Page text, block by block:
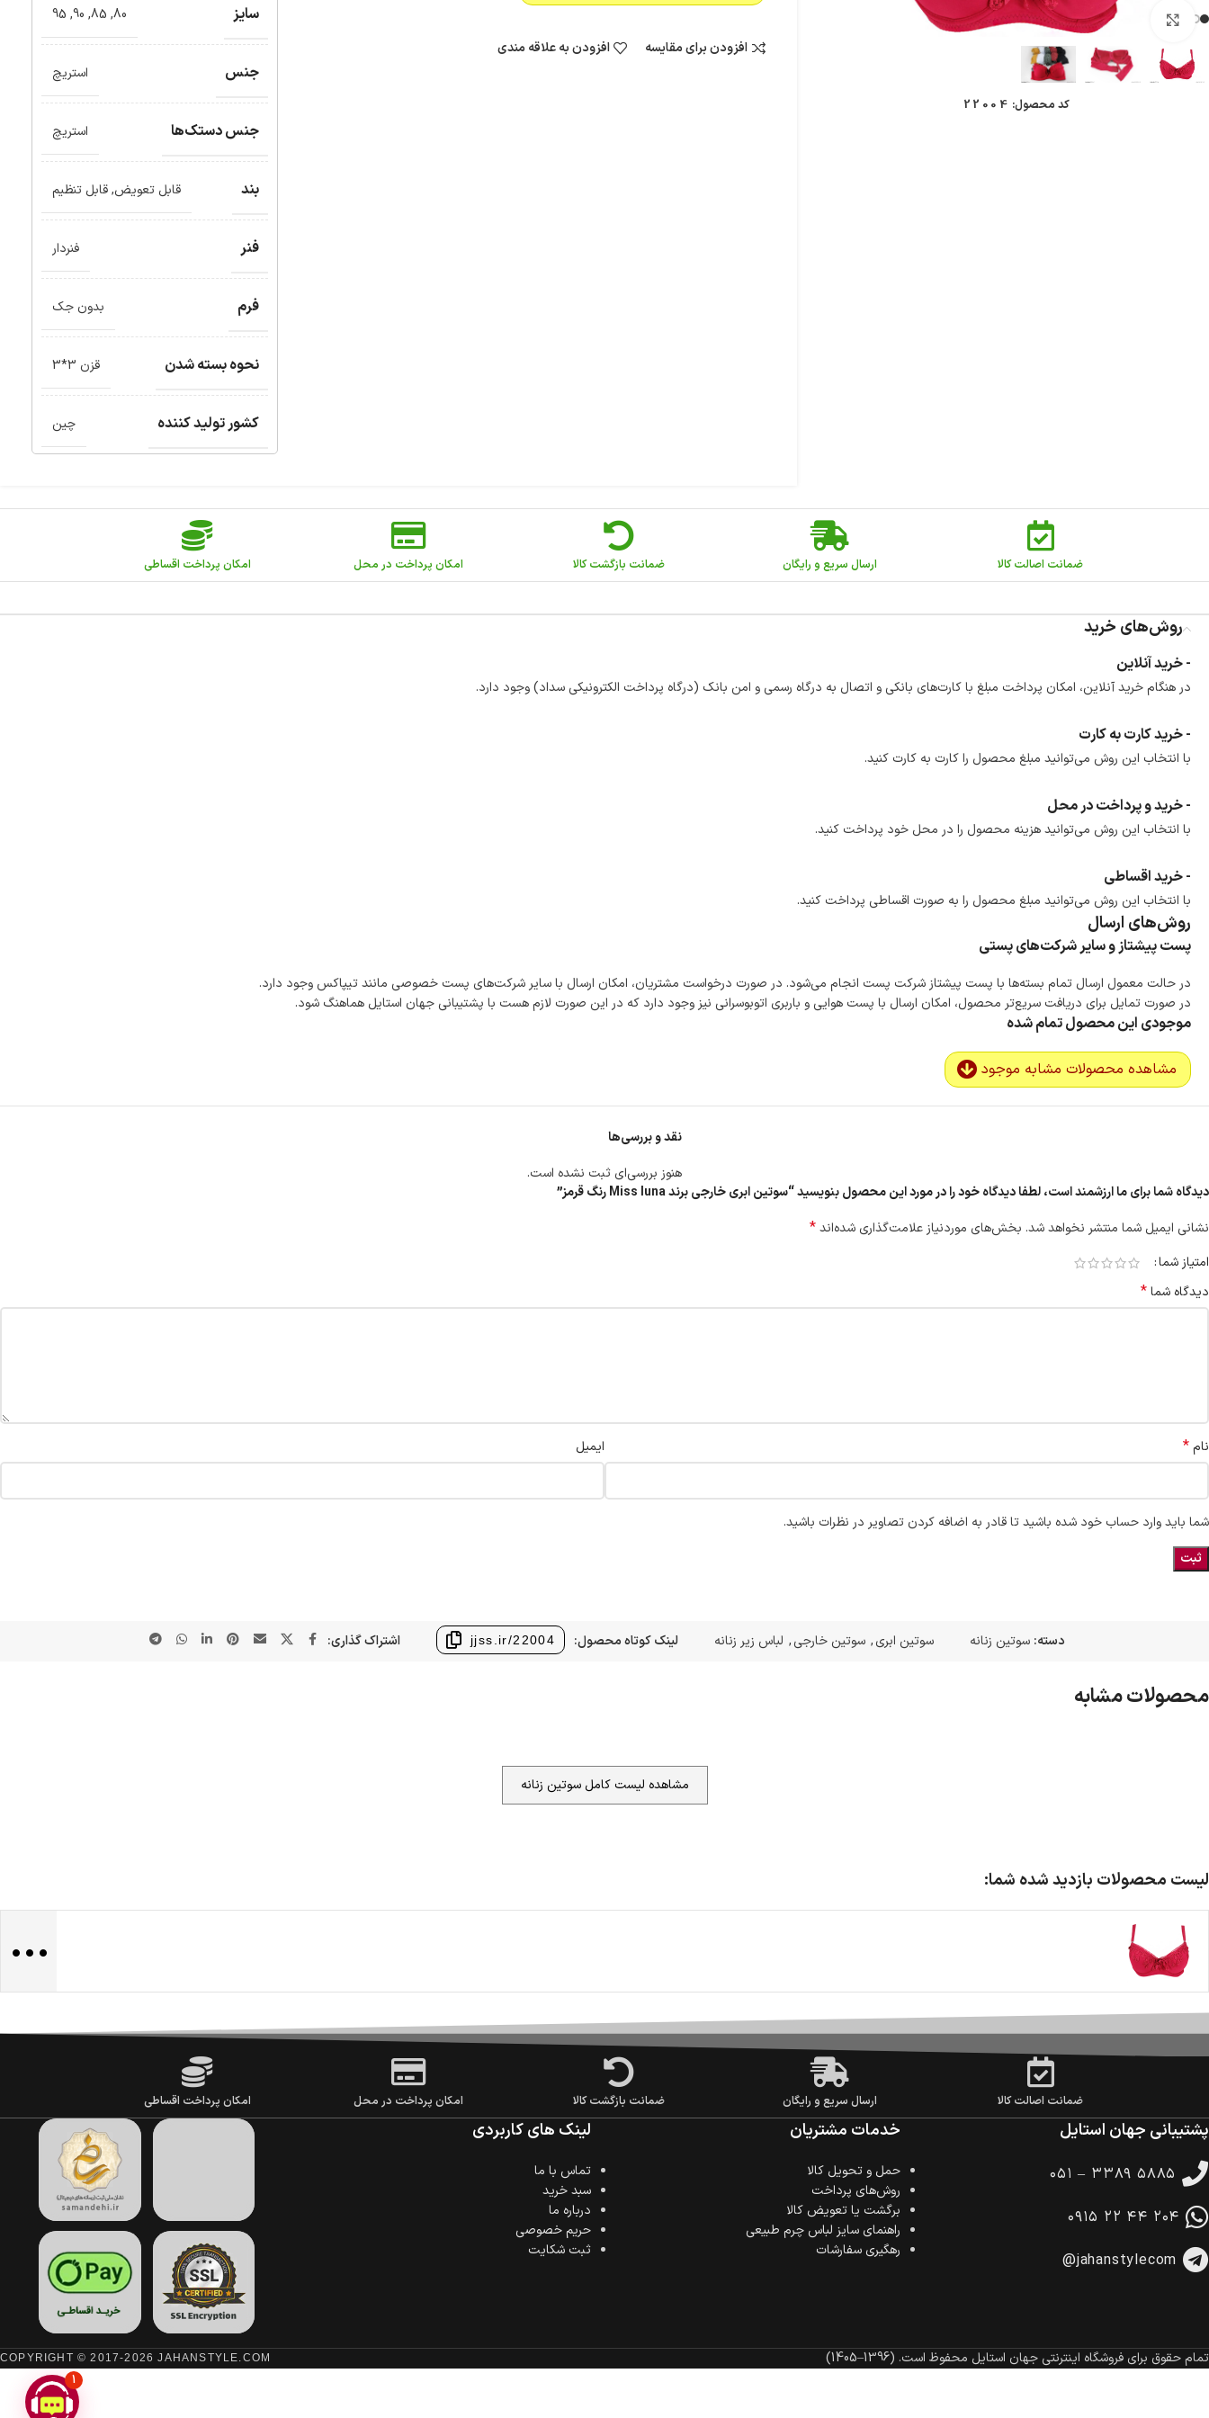
بزرگنمایی تصویر
کد محصول: 22004
سایز 80
,
85
,
90
,
95
جنس استریچ
جنس دستک‌ها استریچ
بند قابل تعویض,قابل تنظیم
فنر فنردار
فرم بدون جک
نحوه بسته شدن قزن 3*3
کشور تولید کننده چین
افزودن برای مقایسه افزودن به علاقه مندی
ضمانت اصالت کالا ارسال سریع و رایگان ضمانت بازگشت کالا امکان پرداخت در محل امکان پرداخت اقساطی
روش‌های خرید
- خرید آنلاین
در هنگام خرید آنلاین، امکان پرداخت مبلغ با کارت‌های بانکی و اتصال به درگاه رسمی و امن بانک (درگاه پرداخت الکترونیکی سداد) وجود دارد.
- خرید کارت به کارت
با انتخاب این روش می‌توانید مبلغ محصول را کارت به کارت کنید.
- خرید و پرداخت در محل
با انتخاب این روش می‌توانید هزینه محصول را در محل خود پرداخت کنید.
- خرید اقساطی
با انتخاب این روش می‌توانید مبلغ محصول را به صورت اقساطی پرداخت کنید.
روش‌های ارسال
پست پیشتاز و سایر شرکت‌های پستی
در حالت معمول ارسال تمام بسته‌ها با پست پیشتاز شرکت پست انجام می‌شود. در صورت درخواست مشتریان، امکان ارسال با سایر شرکت‌های پست خصوصی مانند تیپاکس وجود دارد.
در صورت تمایل برای دریافت سریع‌تر محصول، امکان ارسال با پست هوایی و باربری اتوبوسرانی نیز وجود دارد که در این صورت لازم هست با پشتیبانی جهان استایل هماهنگ شود.
موجودی این محصول تمام شده
مشاهده محصولات مشابه موجود
نقد و بررسی‌ها
هنوز بررسی‌ای ثبت نشده است.
دیدگاه شما برای ما ارزشمند است، لطفا دیدگاه خود را در مورد این محصول بنویسید “سوتین ابری خارجی برند Miss luna رنگ قرمز”
نشانی ایمیل شما منتشر نخواهد شد. بخش‌های موردنیاز علامت‌گذاری شده‌اند*
امتیاز شما
دیدگاه شما*
نام* ایمیل
شما باید وارد حساب خود شده باشید تا قادر به اضافه کردن تصاویر در نظرات باشید.
دسته: سوتین زنانه سوتین ابری, سوتین خارجی, لباس زیر زنانه لینک کوتاه محصول: jjss.ir/22004 اشتراک گذاری:
محصولات مشابه
مشاهده لیست کامل سوتین زنانه
لیست محصولات بازدید شده شما:
...
ضمانت اصالت کالا ارسال سریع و رایگان ضمانت بازگشت کالا امکان پرداخت در محل امکان پرداخت اقساطی
پشتیبانی جهان استایل
۰۵۱ – ۳۳۸۹ ۵۸۸۵
۰۹۱۵ ۲۲ ۴۴ ۲۰۴
@jahanstylecom
خدمات مشتریان
حمل‌ و تحویل کالا
روش‌های پرداخت
برگشت یا تعویض کالا
راهنمای سایز لباس چرم طبیعی
رهگیری سفارشات
لینک های کاربردی
تماس با ما
سبد خرید
درباره ما
حریم خصوصی
ثبت شکایت
تمام حقوق برای فروشگاه اینترنتی جهان استایل محفوظ است. (1396–1405)
COPYRIGHT © 2017-2026 JAHANSTYLE.COM
1